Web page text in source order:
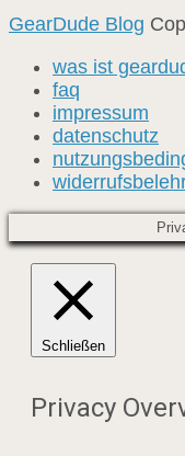
GearDude Blog
was ist
faq
impressum
datenschutz
Schließen
Privacy